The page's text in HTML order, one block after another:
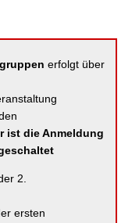
erfolgt über
ist die Anmeldung
2.
ersten